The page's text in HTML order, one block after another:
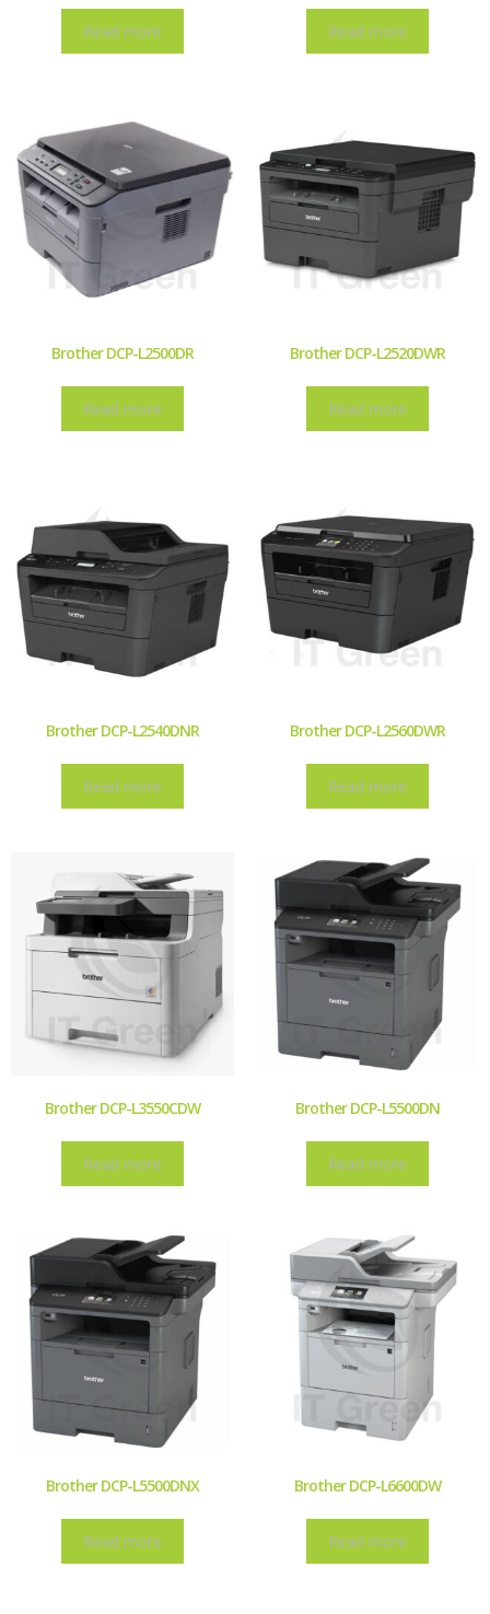
Read more Read more
Brother DCP-L2500DR
Read more
Brother DCP-L2520DWR
Read more
Brother DCP-L2540DNR
Read more
Brother DCP-L2560DWR
Read more
Brother DCP-L3550CDW
Read more
Brother DCP-L5500DN
Read more
Brother DCP-L5500DNX
Read more
Brother DCP-L6600DW
Read more